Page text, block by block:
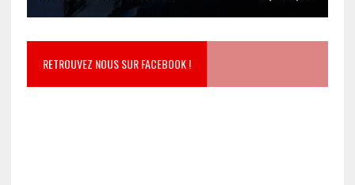
RETROUVEZ NOUS SUR FACEBOOK !